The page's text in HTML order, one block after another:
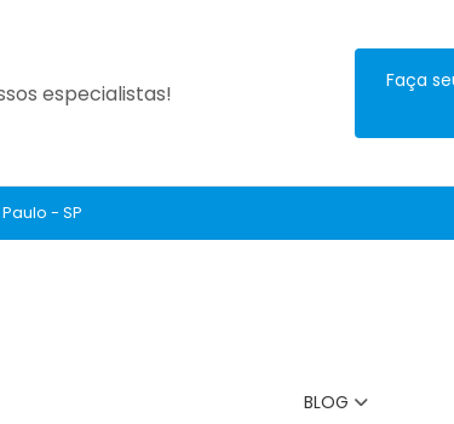
especialistas!
Faça
- SP
BLOG